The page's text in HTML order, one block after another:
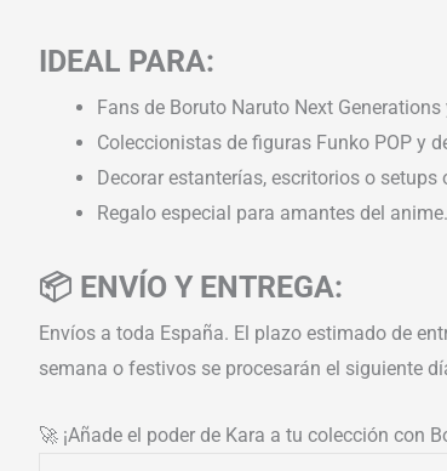
IDEAL PARA:
Fans de Boruto Naruto Next
Coleccionistas de figuras Funko POP y
Decorar estanterías, escritorios o setups
Regalo especial para amantes del anime.
📦 ENVÍO Y ENTREGA:
Envíos a toda España. El plazo estimado de
semana o festivos se procesarán el siguiente
🚀 ¡Añade el poder de Kara a tu colección con